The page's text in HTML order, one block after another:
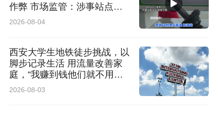
作弊 市场监管：涉事站点停
业 加油机封存送检
2026-08-04
西安大学生地铁徒步挑战，以
脚步记录生活 用流量改善家
庭，“我赚到钱他们就不用早
起了”
2026-08-03